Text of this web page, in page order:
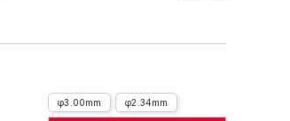
φ3.00mm φ2.34mm